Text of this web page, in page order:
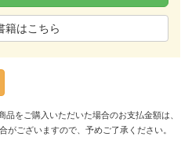
籍はこちら
をご購入いただいた場合のお支払金額は、
がございますので、予めご了承ください。